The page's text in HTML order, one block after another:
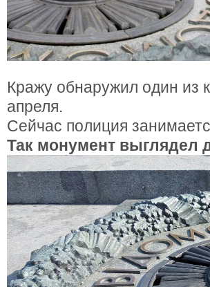
Кражу обнаружил один из
апреля.
Сейчас полиция
Так монумент выглядел